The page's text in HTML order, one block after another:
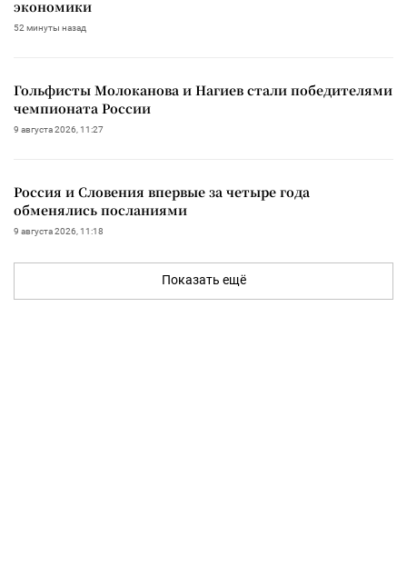
экономики
52 минуты назад
Гольфисты Молоканова и Нагиев стали победителями
чемпионата России
9 августа 2026, 11:27
Россия и Словения впервые за четыре года
обменялись посланиями
9 августа 2026, 11:18
Показать ещё